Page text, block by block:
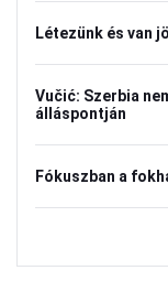
Létezünk és van
Vučić: Szerbia
álláspontján
Fókuszban a